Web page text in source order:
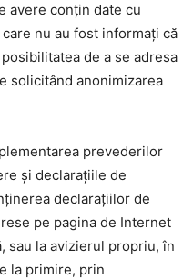
avere conțin date cu
nu au fost informați că
de a se adresa
solicitând anonimizarea
prevederilor
şi declaraţiile de
declaraţiilor de
pe pagina de Internet
sau la avizierul propriu, în
la primire, prin